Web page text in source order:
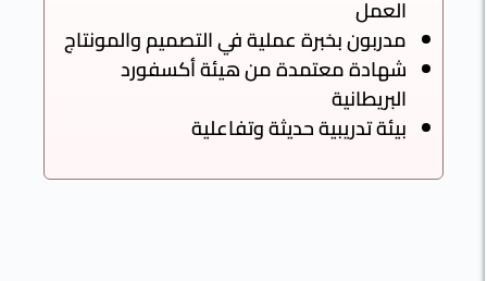
مدربون بخبرة عملية في التصميم والمونتاج
شهادة معتمدة من هيئة أكسفورد
البريطانية
بيئة تدريبية حديثة وتفاعلية